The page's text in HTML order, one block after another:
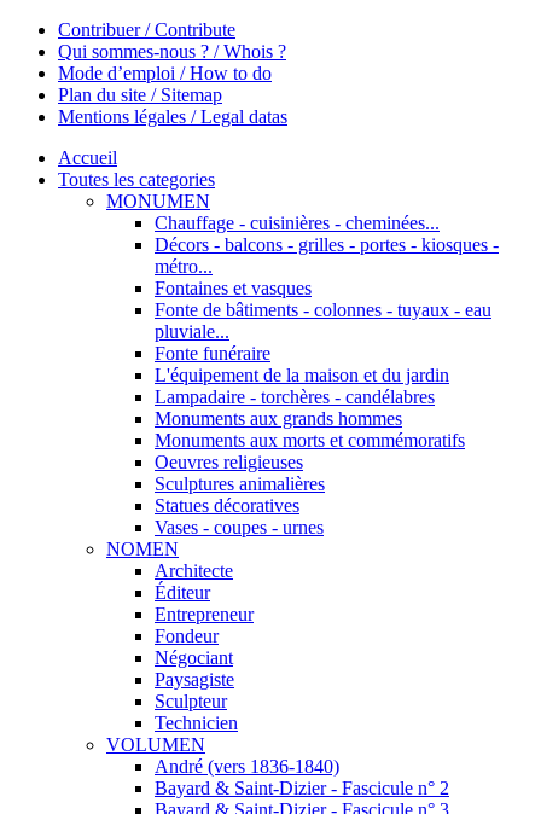
Contribuer / Contribute
Qui sommes-nous ? / Whois ?
Mode d’emploi / How to do
Plan du site / Sitemap
Mentions légales / Legal datas
Accueil
Toutes les categories
MONUMEN
Chauffage - cuisinières - cheminées...
Décors - balcons - grilles - portes - kiosques -
métro...
Fontaines et vasques
Fonte de bâtiments - colonnes - tuyaux - eau
pluviale...
Fonte funéraire
L'équipement de la maison et du jardin
Lampadaire - torchères - candélabres
Monuments aux grands hommes
Monuments aux morts et commémoratifs
Oeuvres religieuses
Sculptures animalières
Statues décoratives
Vases - coupes - urnes
NOMEN
Architecte
Éditeur
Entrepreneur
Fondeur
Négociant
Paysagiste
Sculpteur
Technicien
VOLUMEN
André (vers 1836-1840)
Bayard & Saint-Dizier - Fascicule n° 2
Bayard & Saint-Dizier - Fascicule n° 3